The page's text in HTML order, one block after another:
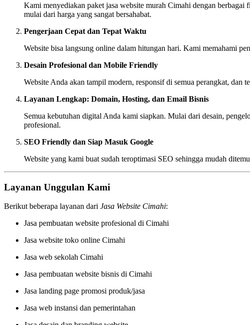
Kami menyediakan paket jasa website murah Cimahi dengan
mulai dari harga yang sangat bersahabat.
Pengerjaan Cepat dan Tepat Waktu
Website bisa langsung online dalam hitungan hari. Kami memahami
Desain Profesional dan Mobile Friendly
Website Anda akan tampil modern, responsif di semua perangkat, dan
Layanan Lengkap: Domain, Hosting, dan Email Bisnis
Semua kebutuhan digital Anda kami siapkan. Mulai dari desain,
profesional.
SEO Friendly dan Siap Masuk Google
Website yang kami buat sudah teroptimasi SEO sehingga mudah
Layanan Unggulan Kami
Berikut beberapa layanan dari Jasa Website Cimahi:
Jasa pembuatan website profesional di Cimahi
Jasa website toko online Cimahi
Jasa web sekolah Cimahi
Jasa pembuatan website bisnis di Cimahi
Jasa landing page promosi produk/jasa
Jasa web instansi dan pemerintahan